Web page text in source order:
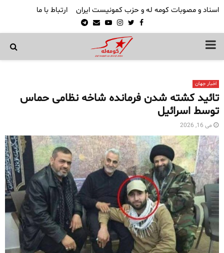
اسناد و مصوبات کومه له و حزب کمونیست ایران ارتباط با ما
Facebook
Twitter
Instagram
Youtube
Email
Telegram
PRIMARY
اخبار جهان
تائید کشته شدن فرمانده شاخه نظامی حماس
توسط اسرائیل
می 16, 2026